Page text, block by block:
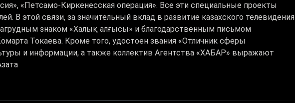
«Петсамо-Киркенесская операция». Все эти специальные проекты
В этой связи, за значительный вклад в развитие казахского телевидения
знаком «Халық алғысы» и благодарственным письмом
Токаева. Кроме того, удостоен звания «Отличник сферы
и информации, а также коллектив Агентства «ХАБАР» выражают